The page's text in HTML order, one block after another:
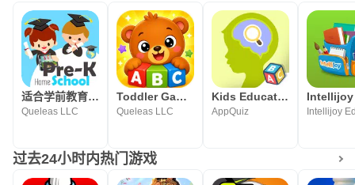
适合学前教育孩子的游戏
Queleas LLC
Toddler Games for Kids 2-5
Queleas LLC
Kids Educational Games. Attent
AppQuiz
过去24小时内热门游戏